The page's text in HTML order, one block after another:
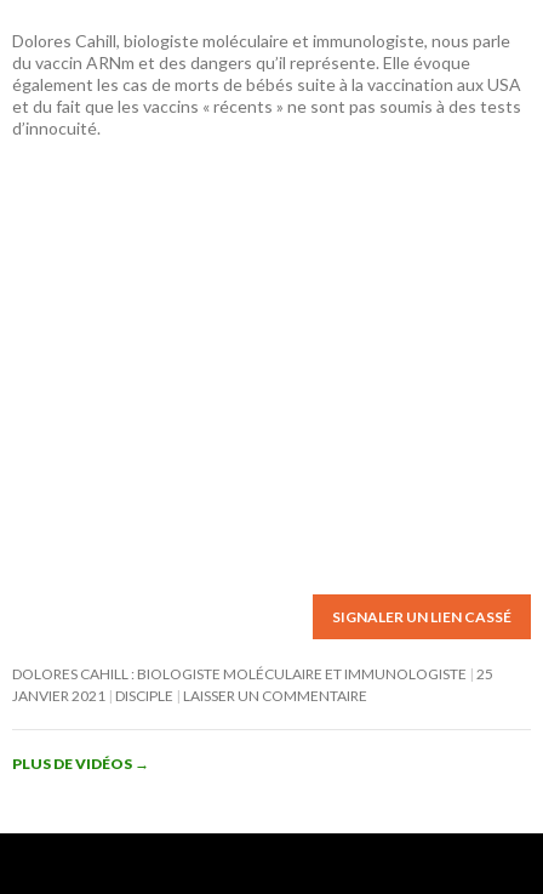
Dolores Cahill, biologiste moléculaire et immunologiste, nous parle
du vaccin ARNm et des dangers qu’il représente. Elle évoque
également les cas de morts de bébés suite à la vaccination aux USA
et du fait que les vaccins « récents » ne sont pas soumis à des tests
d’innocuité.
SIGNALER UN LIEN CASSÉ
DOLORES CAHILL : BIOLOGISTE MOLÉCULAIRE ET IMMUNOLOGISTE 25
JANVIER 2021 DISCIPLE LAISSER UN COMMENTAIRE
PLUS DE VIDÉOS →